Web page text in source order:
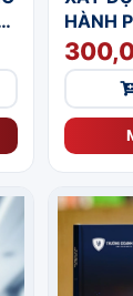
HÀNH
DOANH
- TỪ
ĐẾN